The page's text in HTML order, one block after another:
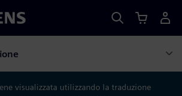
visualizzata utilizzando la traduzione